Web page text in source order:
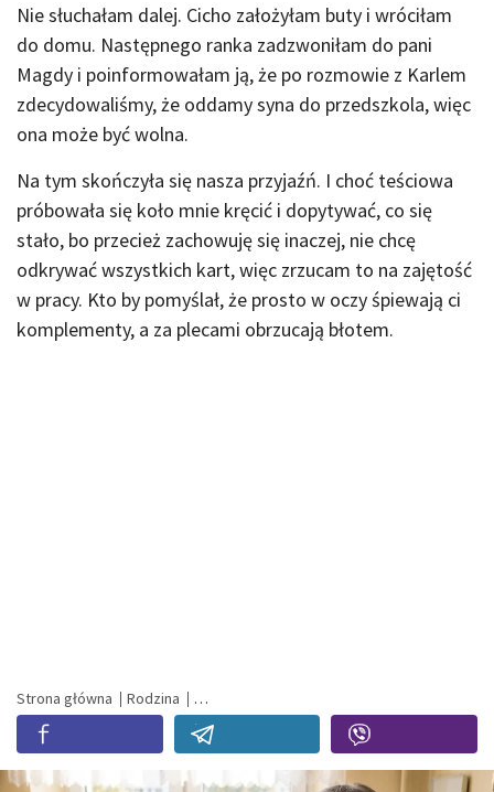
Nie słuchałam dalej. Cicho założyłam buty i wróciłam
do domu. Następnego ranka zadzwoniłam do pani
Magdy i poinformowałam ją, że po rozmowie z Karlem
zdecydowaliśmy, że oddamy syna do przedszkola, więc
ona może być wolna.
Na tym skończyła się nasza przyjaźń. I choć teściowa
próbowała się koło mnie kręcić i dopytywać, co się
stało, bo przecież zachowuję się inaczej, nie chcę
odkrywać wszystkich kart, więc zrzucam to na zajętość
w pracy. Kto by pomyślał, że prosto w oczy śpiewają ci
komplementy, a za plecami obrzucają błotem.
Strona główna Rodzina